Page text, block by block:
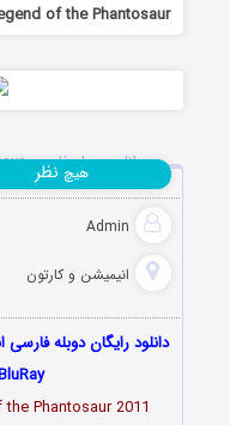
of the Phantosaur
دانلود دوبله فارسی Scooby-Doo! Legend of the Phantosaur
Admin
انیمیشن و کارتون
هیچ نظر